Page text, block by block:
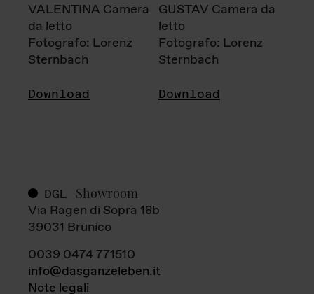
VALENTINA Camera
da letto
Fotografo: Lorenz
Sternbach
Download
GUSTAV Camera da
letto
Fotografo: Lorenz
Sternbach
Download
DGL Showroom
Via Ragen di Sopra 18b
39031 Brunico
0039 0474 771510
info@dasganzeleben.it
Note legali